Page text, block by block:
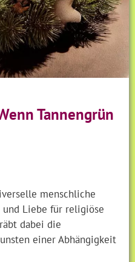
Tannengrün
menschliche
Liebe für religiöse
dabei die
einer Abhängigkeit